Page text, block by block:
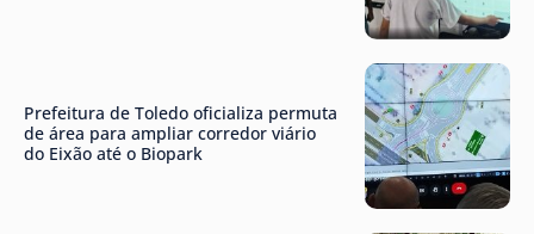
Prefeitura de Toledo oficializa permuta
de área para ampliar corredor viário
do Eixão até o Biopark